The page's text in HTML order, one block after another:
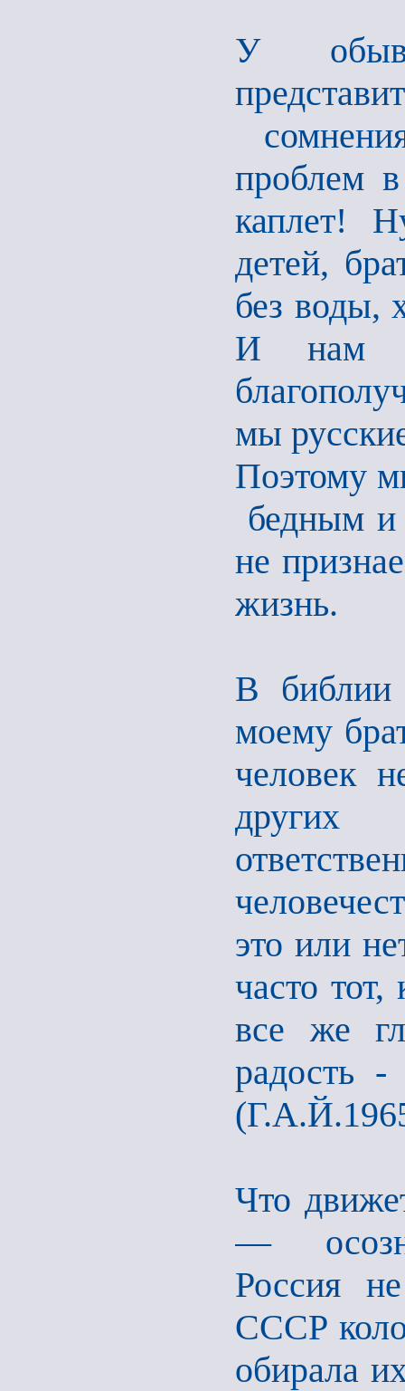
У
проблем
каплет!
детей,
без воды,
И нам
мы
Поэтому
бедным и
не
жизнь.
В библии
моему
человек
это или
часто
все же
радость -
Что
—
Россия
СССР
обирала